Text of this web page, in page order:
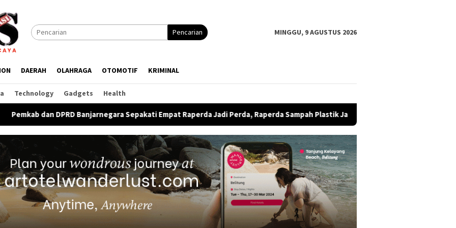
Pencarian MINGGU, 9 AGUSTUS 2026
DAERAH OLAHRAGA OTOMOTIF KRIMINAL
Technology Gadgets Health
Sepakati Empat Raperda Jadi Perda, Raperda Sampah Plastik Jadi BBM Ditunda Diduga Jadi Korban KDRT,